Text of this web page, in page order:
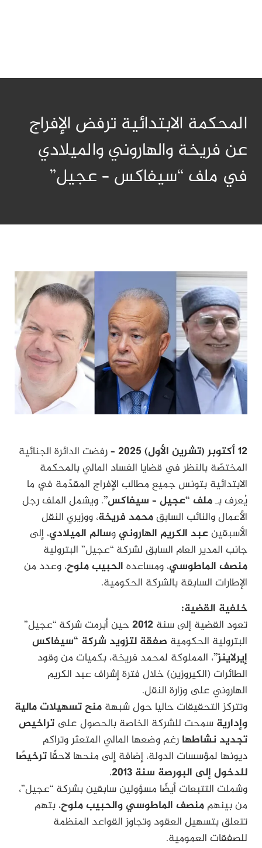
المحكمة الابتدائية ترفض الإفراج
عن فريخة والهاروني والميلادي
في ملف “سيفاكس – عجيل”
12 أكتوبر (تشرين الأول) 2025
– رفضت الدائرة الجنائية
المختصّة بالنظر في قضايا الفساد المالي بالمحكمة
الابتدائية بتونس جميع مطالب الإفراج المقدّمة في ما
يُعرف بـملف “عجيل – سيفاكس”. ويشمل الملف رجل
الأعمال والنائب السابقمحمد فريخة، ووزيري النقل
الأسبقين عبد الكريم الهارونيوسالم الميلادي، إلى
جانب المدير العام السابق لشركة “عجيل” البترولية
منصف الماطوسي، ومساعده الحبيب ملوح، وعدد من
الإطارات السابقة بالشركة الحكومية.
خلفية القضية:
تعود القضية إلى سنة 2012حين أبرمت شركة “عجيل”
البترولية الحكومية صفقة لتزويد شركة “سيفاكس
إيرلاينز”، المملوكة لمحمد فريخة، بكميات من وقود
الطائرات (الكيروزين) خلال فترة إشراف عبد الكريم
الهاروني على وزارة النقل.
وتتركز التحقيقات حاليا حول شبهة منحتسهيلات مالية
وإدارية سمحت للشركة الخاصة بالحصول على تراخيص
تجديد نشاطها رغم وضعها المالي المتعثر وتراكم
ديونها لمؤسسات الدولة، إضافة إلى منحها لاحقًا ترخيصًا
للدخول إلى البورصة سنة 2013
.
وشملت التتبعات أيضًا مسؤولين سابقين بشركة “عجيل”،
من بينهم منصف الماطوسي والحبيب ملوح، بتهم
تتعلق بتسهيل العقود وتجاوز القواعد المنظمة
للصفقات العمومية.